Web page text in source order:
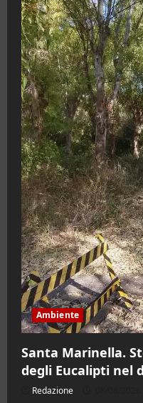
Ambiente
Santa Marinella.
degli Eucalipti nel
Redazione